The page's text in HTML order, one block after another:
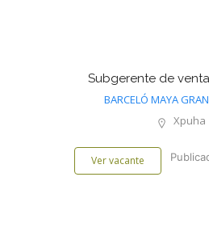
Subgerente de
BARCELÓ MAYA
Xpuha
Ver vacante